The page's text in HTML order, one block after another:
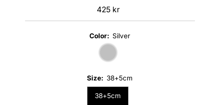
Regular
Price
425 kr
Color: Silver
Size: 38+5cm
38+5cm